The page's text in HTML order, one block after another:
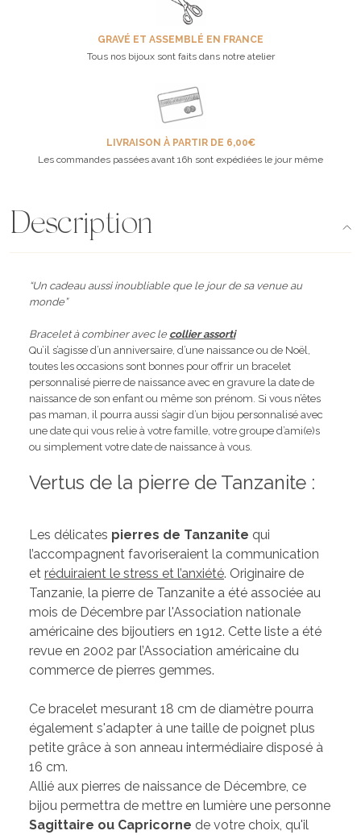
GRAVÉ ET ASSEMBLÉ EN FRANCE
Tous nos bijoux sont faits dans notre atelier
LIVRAISON À PARTIR DE 6,00€
Les commandes passées avant 16h sont expédiées le jour même
Description
“Un cadeau aussi inoubliable que le jour de sa venue au
monde”
Bracelet à combiner avec le collier assorti
Qu’il s’agisse d’un anniversaire, d’une naissance ou de Noël,
toutes les occasions sont bonnes pour offrir un bracelet
personnalisé pierre de naissance avec en gravure la date de
naissance de son enfant ou même son prénom. Si vous n’êtes
pas maman, il pourra aussi s’agir d’un bijou personnalisé avec
une date qui vous relie à votre famille, votre groupe d’ami(e)s
ou simplement votre date de naissance à vous.
Vertus de la pierre de Tanzanite :
Les délicates pierres de Tanzanite qui
l’accompagnent favoriseraient la communication
et réduiraient le stress et l’anxiété. Originaire de
Tanzanie, la pierre de Tanzanite a été associée au
mois de Décembre par l'Association nationale
américaine des bijoutiers en 1912. Cette liste a été
revue en 2002 par l’Association américaine du
commerce de pierres gemmes.
Ce bracelet mesurant 18 cm de diamètre pourra
également s'adapter à une taille de poignet plus
petite grâce à son anneau intermédiaire disposé à
16 cm.
Allié aux pierres de naissance de Décembre, ce
bijou permettra de mettre en lumière une personne
Sagittaire ou Capricorne de votre choix, qu'il